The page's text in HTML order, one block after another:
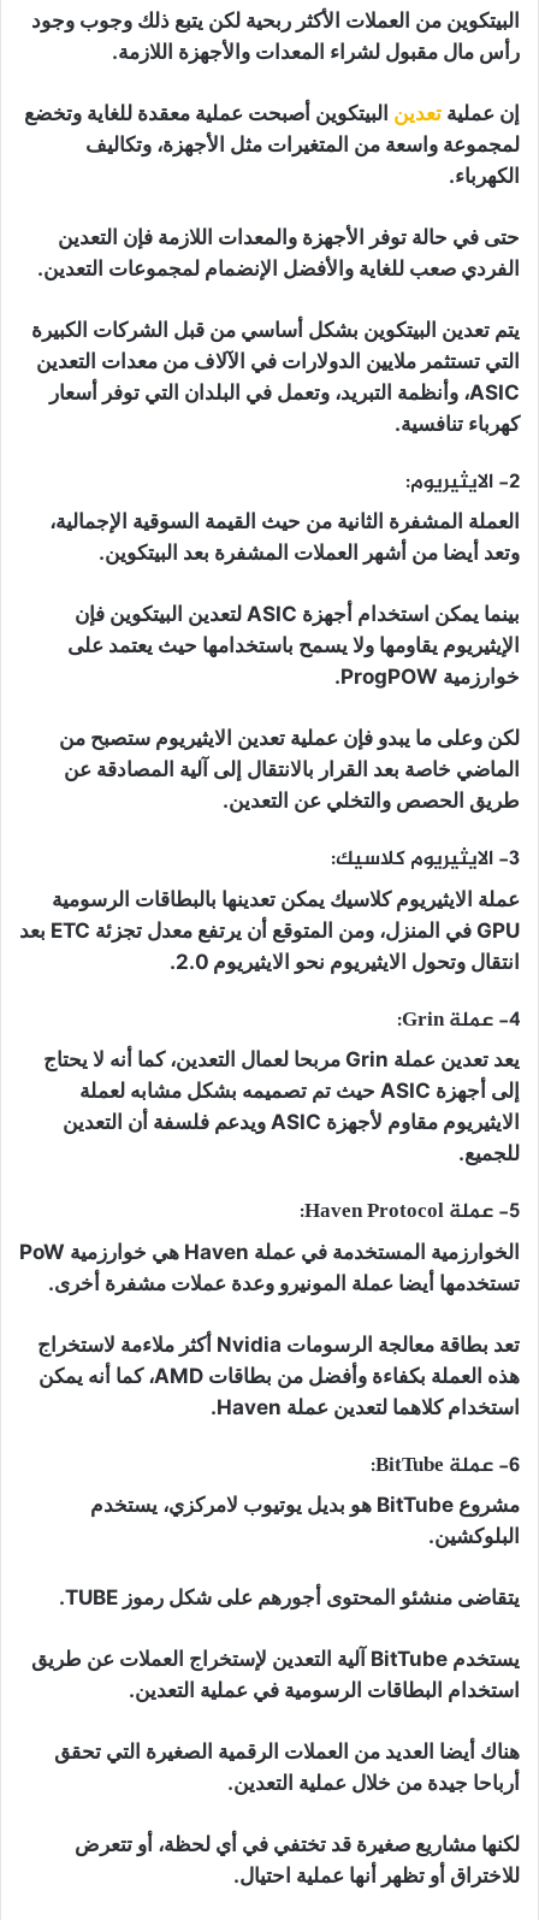
البيتكوين من العملات الأكثر ربحية لكن يتبع ذلك وجوب وجود
رأس مال مقبول لشراء المعدات والأجهزة اللازمة.
إن عملية تعدين البيتكوين أصبحت عملية معقدة للغاية وتخضع
لمجموعة واسعة من المتغيرات مثل الأجهزة، وتكاليف
الكهرباء.
حتى في حالة توفر الأجهزة والمعدات اللازمة فإن التعدين
الفردي صعب للغاية والأفضل الإنضمام لمجموعات التعدين.
يتم تعدين البيتكوين بشكل أساسي من قبل الشركات الكبيرة
التي تستثمر ملايين الدولارات في الآلاف من معدات التعدين
ASIC، وأنظمة التبريد، وتعمل في البلدان التي توفر أسعار
كهرباء تنافسية.
2- الايثيريوم:
العملة المشفرة الثانية من حيث القيمة السوقية الإجمالية،
وتعد أيضا من أشهر العملات المشفرة بعد البيتكوين.
بينما يمكن استخدام أجهزة ASIC لتعدين البيتكوين فإن
الإيثيريوم يقاومها ولا يسمح باستخدامها حيث يعتمد على
خوارزمية ProgPOW.
لكن وعلى ما يبدو فإن عملية تعدين الايثيريوم ستصبح من
الماضي خاصة بعد القرار بالانتقال إلى آلية المصادقة عن
طريق الحصص والتخلي عن التعدين.
3- الايثيريوم كلاسيك:
عملة الايثيريوم كلاسيك يمكن تعدينها بالبطاقات الرسومية
GPU في المنزل، ومن المتوقع أن يرتفع معدل تجزئة ETC بعد
انتقال وتحول الايثيريوم نحو الايثيريوم 2.0.
4- عملة Grin:
يعد تعدين عملة Grin مربحا لعمال التعدين، كما أنه لا يحتاج
إلى أجهزة ASIC حيث تم تصميمه بشكل مشابه لعملة
الايثيريوم مقاوم لأجهزة ASIC ويدعم فلسفة أن التعدين
للجميع.
5- عملة Haven Protocol:
الخوارزمية المستخدمة في عملة Haven هي خوارزمية PoW
تستخدمها أيضا عملة المونيرو وعدة عملات مشفرة أخرى.
تعد بطاقة معالجة الرسومات Nvidia أكثر ملاءمة لاستخراج
هذه العملة بكفاءة وأفضل من بطاقات AMD، كما أنه يمكن
استخدام كلاهما لتعدين عملة Haven.
6- عملة BitTube:
مشروع BitTube هو بديل يوتيوب لامركزي، يستخدم
البلوكشين.
يتقاضى منشئو المحتوى أجورهم على شكل رموز TUBE.
يستخدم BitTube آلية التعدين لإستخراج العملات عن طريق
استخدام البطاقات الرسومية في عملية التعدين.
هناك أيضا العديد من العملات الرقمية الصغيرة التي تحقق
أرباحا جيدة من خلال عملية التعدين.
لكنها مشاريع صغيرة قد تختفي في أي لحظة، أو تتعرض
للاختراق أو تظهر أنها عملية احتيال.